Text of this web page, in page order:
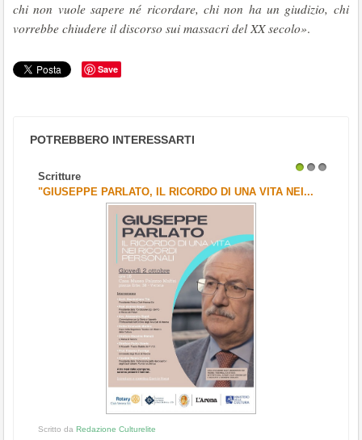
chi non vuole sapere né ricordare, chi non ha un giudizio, chi
vorrebbe chiudere il discorso sui massacri del XX secolo».
Save
POTREBBERO INTERESSARTI
Scritture
"GIUSEPPE PARLATO, IL RICORDO DI UNA VITA NEI...
Scritto da Redazione Culturelite